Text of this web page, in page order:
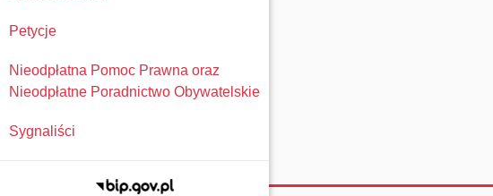
Petycje
Nieodpłatna Pomoc Prawna oraz
Nieodpłatne Poradnictwo Obywatelskie
Sygnaliści